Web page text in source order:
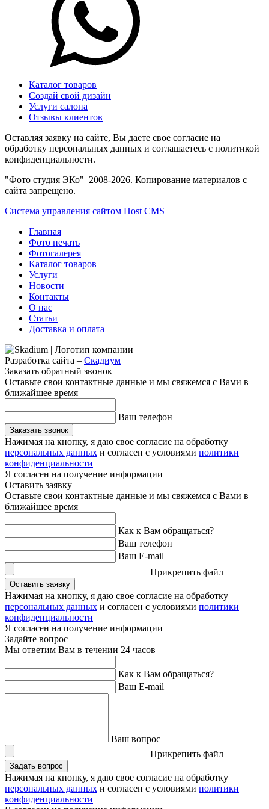
Каталог товаров
Создай свой дизайн
Услуги салона
Отзывы клиентов
Оставляя заявку на сайте, Вы даете свое согласие на
обработку персональных данных и соглашаетесь c политикой
конфиденциальности.
"Фото студия ЭКо" 2008-2026. Копирование материалов с
сайта запрещено.
Система управления сайтом Host CMS
Главная
Фото печать
Фотогалерея
Каталог товаров
Услуги
Новости
Контакты
О нас
Статьи
Доставка и оплата
Разработка сайта – Скадиум
Заказать обратный звонок
Оставьте свои контактные данные и мы свяжемся с Вами в
ближайшее время
Ваш телефон
Заказать звонок
Нажимая на кнопку, я даю свое согласие на обработку
персональных данных и согласен с условиями политики
конфиденциальности
Я согласен на получение информации
Оставить заявку
Оставьте свои контактные данные и мы свяжемся с Вами в
ближайшее время
Как к Вам обращаться?
Ваш телефон
Ваш E-mail
Прикрепить файл
Оставить заявку
Нажимая на кнопку, я даю свое согласие на обработку
персональных данных и согласен с условиями политики
конфиденциальности
Я согласен на получение информации
Задайте вопрос
Мы ответим Вам в течении 24 часов
Как к Вам обращаться?
Ваш E-mail
Ваш вопрос
Прикрепить файл
Задать вопрос
Нажимая на кнопку, я даю свое согласие на обработку
персональных данных и согласен с условиями политики
конфиденциальности